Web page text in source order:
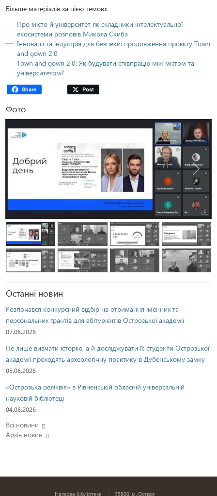
Більше матеріалів за цією темою:
Про місто й університет як складники інтелектуальної
екосистеми розповів Микола Скиба
Інновації та індустрія для безпеки: продовження проєкту Town
and gown 2.0
Town and gown 2.0: Як будувати співпрацю між містом та
університетом?
Share Post
Фото
Попередня
Останні новин
Розпочався конкурсний відбір на отримання іменних та
персональних грантів для абітурієнтів Острозької академії
07.08.2026
Не лише вивчати історію, а й досліджувати її: студенти Острозької
академії проходять археологічну практику в Дубенському замку
05.08.2026
«Острозька реліквія» в Рівненській обласній універсальній
науковій бібліотеці
04.08.2026
Всі новини
Архів новин
Наукова бібліотека 35800, м. Острог